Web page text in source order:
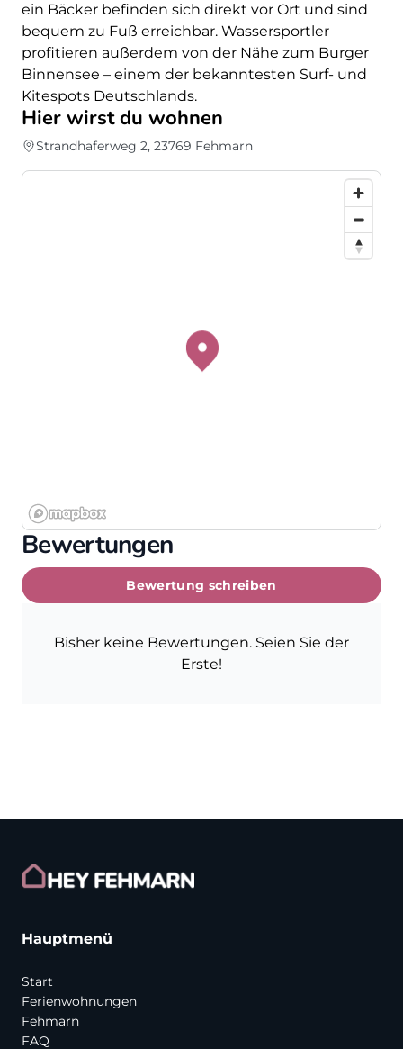
ein Bäcker befinden sich direkt vor Ort und sind
bequem zu Fuß erreichbar. Wassersportler
profitieren außerdem von der Nähe zum Burger
Binnensee – einem der bekanntesten Surf- und
Kitespots Deutschlands.
Hier wirst du wohnen
Strandhaferweg 2, 23769 Fehmarn
Bewertungen
Bewertung schreiben
Bisher keine Bewertungen. Seien Sie der
Erste!
Hauptmenü
Start
Ferienwohnungen
Fehmarn
FAQ